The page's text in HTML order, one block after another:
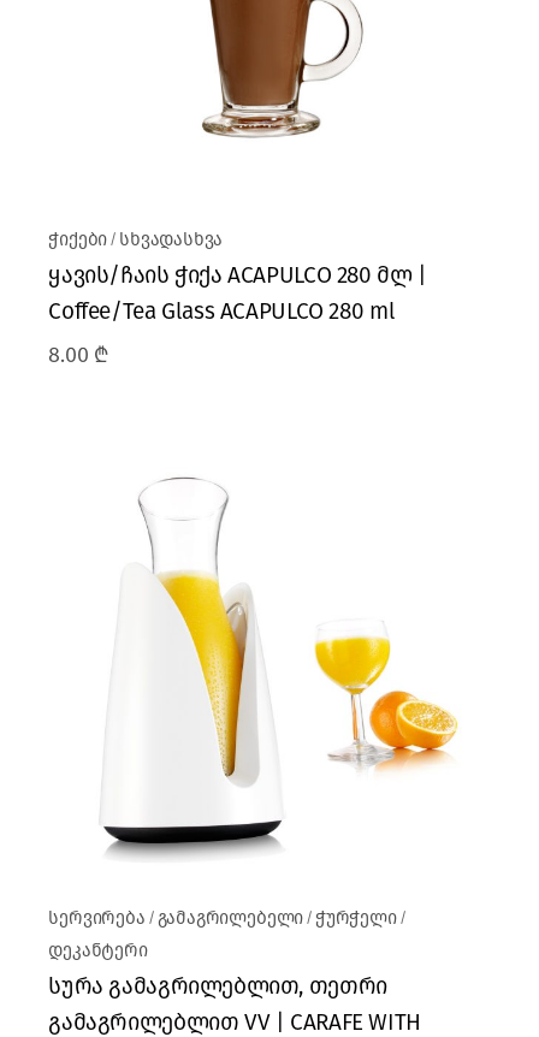
ჭიქები სხვადასხვა
ყავის/ჩაის ჭიქა ACAPULCO 280 მლ |
Coffee/Tea Glass ACAPULCO 280 ml
8.00 ₾
სერვირება გამაგრილებელი ჭურჭელი
დეკანტერი
სურა გამაგრილებლით, თეთრი
გამაგრილებლით VV | CARAFE WITH